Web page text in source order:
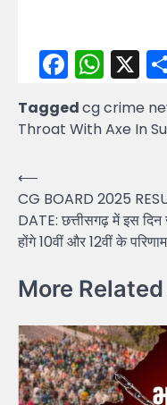
X
Taggedcg crime
Throat With Axe In
Post
navigation
⟵
CG BOARD 2025
DATE: छत्तीसगढ़ में इस दिन
होंगे 10वीं और 12वीं के परिणाम
More